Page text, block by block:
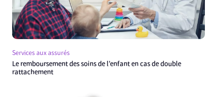
Services aux assurés
Le remboursement des soins de l’enfant en cas de double
rattachement